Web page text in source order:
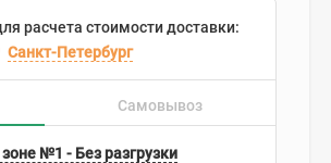
расчета стоимости доставки:
Санкт-Петербург
Самовывоз
№1 - Без разгрузки